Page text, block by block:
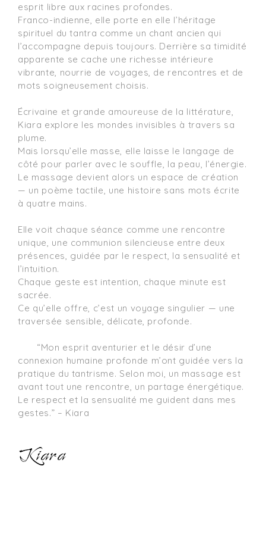
esprit libre aux racines profondes.
Franco-indienne, elle porte en elle l’héritage
spirituel du tantra comme un chant ancien qui
l’accompagne depuis toujours. Derrière sa timidité
apparente se cache une richesse intérieure
vibrante, nourrie de voyages, de rencontres et de
mots soigneusement choisis.
Écrivaine et grande amoureuse de la littérature,
Kiara explore les mondes invisibles à travers sa
plume.
Mais lorsqu’elle masse, elle laisse le langage de
côté pour parler avec le souffle, la peau, l’énergie.
Le massage devient alors un espace de création
— un poème tactile, une histoire sans mots écrite
à quatre mains.
Elle voit chaque séance comme une rencontre
unique, une communion silencieuse entre deux
présences, guidée par le respect, la sensualité et
l’intuition.
Chaque geste est intention, chaque minute est
sacrée.
Ce qu’elle offre, c’est un voyage singulier — une
traversée sensible, délicate, profonde.
connexion humaine profonde m’ont guidée vers la
pratique du tantrisme. Selon moi, un massage est
avant tout une rencontre, un partage énergétique.
Le respect et la sensualité me guident dans mes
gestes.” – Kiara
Kiara